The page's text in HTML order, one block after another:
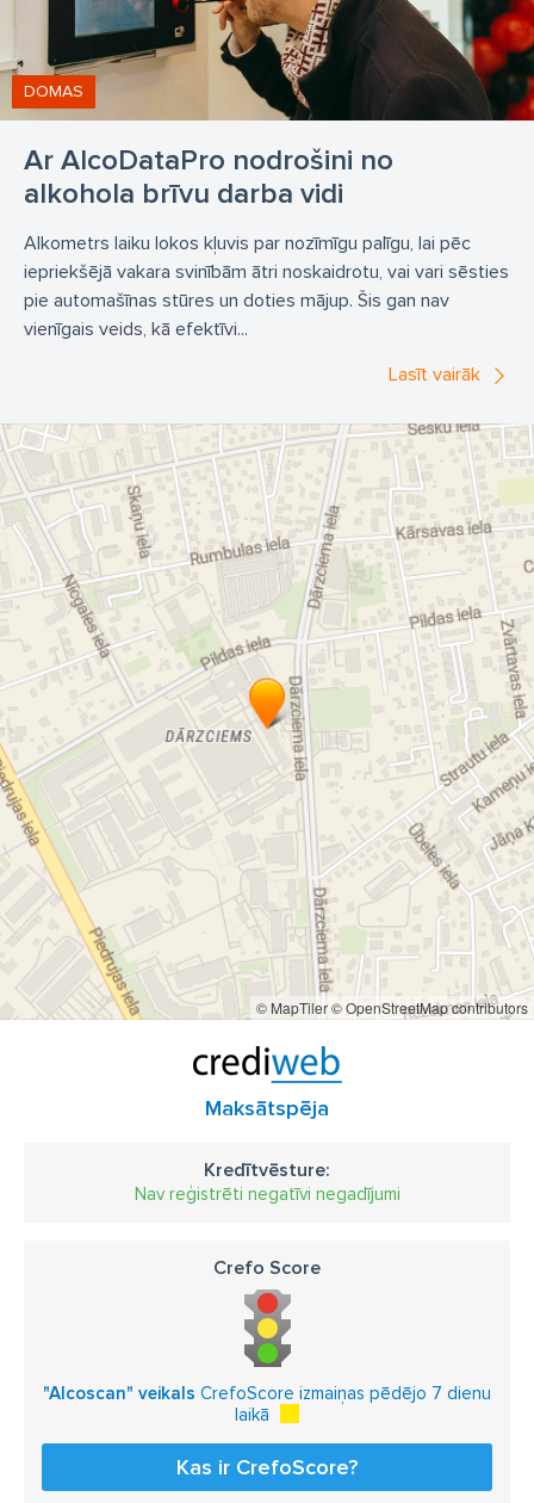
Ar AlcoDataPro nodrošini no
alkohola brīvu darba vidi
DOMAS
Alkometrs laiku lokos kļuvis par nozīmīgu palīgu, lai pēc
iepriekšējā vakara svinībām ātri noskaidrotu, vai vari sēsties
pie automašīnas stūres un doties mājup. Šis gan nav
vienīgais veids, kā efektīvi...
Lasīt vairāk
© MapTiler© OpenStreetMap contributors
Maksātspēja
Kredītvēsture:
Nav reģistrēti negatīvi negadījumi
Crefo Score
"Alcoscan" veikals CrefoScore izmaiņas pēdējo 7 dienu
laikā
Kas ir CrefoScore?